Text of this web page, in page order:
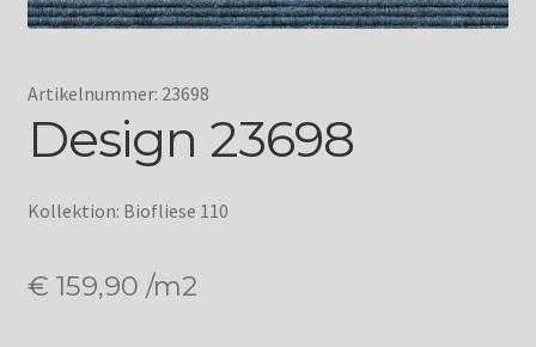
Artikelnummer: 23698
Design 23698
Kollektion: Biofliese 110
€ 159,90 /m2